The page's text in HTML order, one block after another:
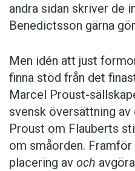
andra sidan skriver de
Benedictsson gärna
Men idén att just
finna stöd från det
Marcel Proust-
svensk översättning
Proust om Flauberts
om småorden.
placering av och